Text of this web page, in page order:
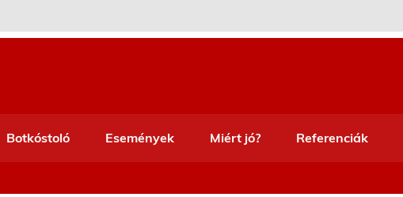
Botkóstoló Események Miért jó? Referenciák